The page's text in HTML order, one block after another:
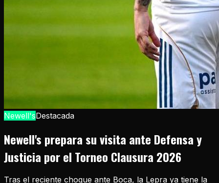
Newell'sDestacada
Newell's prepara su visita ante Defensa y
Justicia por el Torneo Clausura 2026
Tras el reciente choque ante Boca, la Lepra ya tiene la